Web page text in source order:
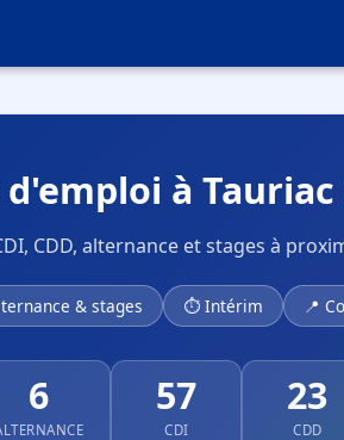
à Tauriac
CDD, alternance et stages à
& stages ⏱ Intérim 📍
6 57
CDI
23
CDD